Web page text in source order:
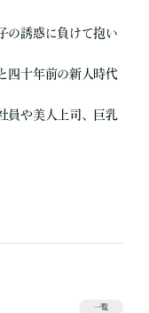
の誘惑に負けて抱い
四十年前の新人時代
員や美人上司、巨乳
一覧